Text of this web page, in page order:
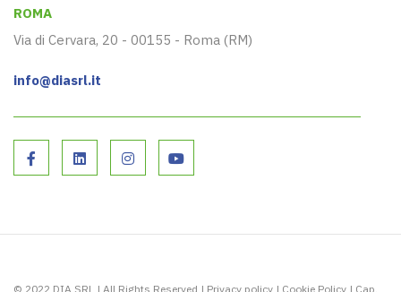
ROMA
Via di Cervara, 20 - 00155 - Roma (RM)
info@diasrl.it
© 2022 DIA SRL | All Rights Reserved | Privacy policy | Cookie Policy | Cap.